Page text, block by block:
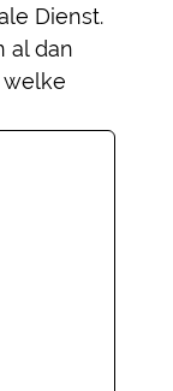
Dienst.
al dan